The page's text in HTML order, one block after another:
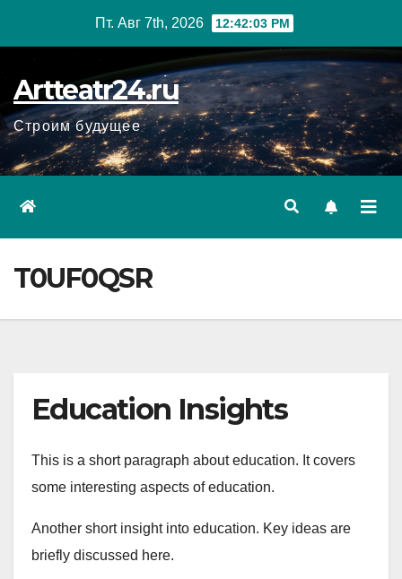
Пт. Авг 7th, 2026 12:42:04 PM
Artteatr24.ru
Строим будущее
T0UF0QSR
Education Insights
This is a short paragraph about education. It covers
some interesting aspects of education.
Another short insight into education. Key ideas are
briefly discussed here.